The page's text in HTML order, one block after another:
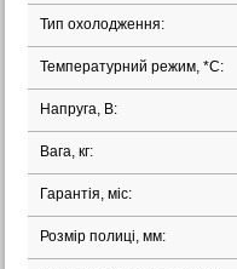
Тип охолодження:
Температурний режим, *С:
Напруга, В:
Вага, кг:
Гарантія, міс:
Розмір полиці, мм: